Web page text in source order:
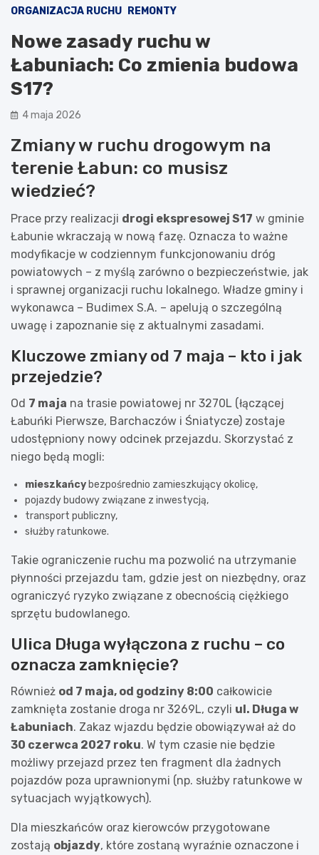
ORGANIZACJA RUCHU REMONTY
Nowe zasady ruchu w
Łabuniach: Co zmienia budowa
S17?
4 maja 2026
Zmiany w ruchu drogowym na
terenie Łabun: co musisz
wiedzieć?
Prace przy realizacji drogi ekspresowej S17 w gminie
Łabunie wkraczają w nową fazę. Oznacza to ważne
modyfikacje w codziennym funkcjonowaniu dróg
powiatowych – z myślą zarówno o bezpieczeństwie, jak
i sprawnej organizacji ruchu lokalnego. Władze gminy i
wykonawca – Budimex S.A. – apelują o szczególną
uwagę i zapoznanie się z aktualnymi zasadami.
Kluczowe zmiany od 7 maja – kto i jak
przejedzie?
Od 7 maja na trasie powiatowej nr 3270L (łączącej
Łabuńki Pierwsze, Barchaczów i Śniatycze) zostaje
udostępniony nowy odcinek przejazdu. Skorzystać z
niego będą mogli:
mieszkańcy bezpośrednio zamieszkujący okolicę,
pojazdy budowy związane z inwestycją,
transport publiczny,
służby ratunkowe.
Takie ograniczenie ruchu ma pozwolić na utrzymanie
płynności przejazdu tam, gdzie jest on niezbędny, oraz
ograniczyć ryzyko związane z obecnością ciężkiego
sprzętu budowlanego.
Ulica Długa wyłączona z ruchu – co
oznacza zamknięcie?
Również od 7 maja, od godziny 8:00 całkowicie
zamknięta zostanie droga nr 3269L, czyli ul. Długa w
Łabuniach. Zakaz wjazdu będzie obowiązywał aż do
30 czerwca 2027 roku. W tym czasie nie będzie
możliwy przejazd przez ten fragment dla żadnych
pojazdów poza uprawnionymi (np. służby ratunkowe w
sytuacjach wyjątkowych).
Dla mieszkańców oraz kierowców przygotowane
zostają objazdy, które zostaną wyraźnie oznaczone i